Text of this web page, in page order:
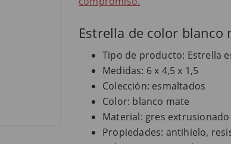
Estrella de color blanco
Tipo de producto: Estrella
Medidas: 6 x 4,5 x 1,5
Colección: esmaltados
Color: blanco mate
Material: gres extrusionado
Propiedades: antihielo,